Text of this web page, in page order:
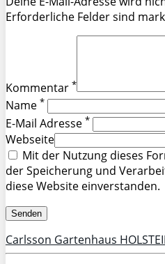
Erforderliche Felder sind
Kommentar *
Name *
E-Mail Adresse *
Webseite
Mit der Nutzung dieses
der Speicherung und
diese Website einverstanden.
Carlsson Gartenhaus